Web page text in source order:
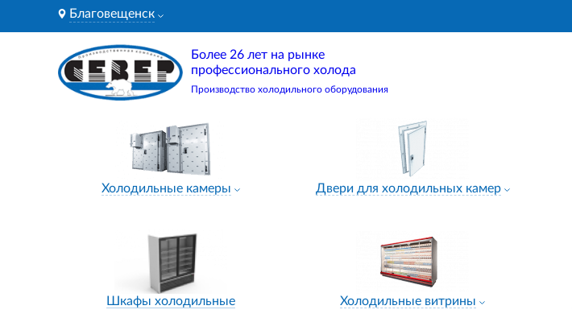
Благовещенск
Более 26 лет на рынке
профессионального холода
Производство холодильного оборудования
Холодильные камеры Двери для холодильных камер
Шкафы холодильные Холодильные витрины